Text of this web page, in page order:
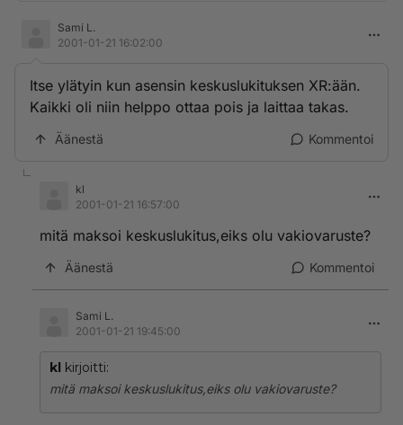
Sami L.
2001-01-21 16:02:00
Itse ylätyin kun asensin keskuslukituksen XR:ään.
Kaikki oli niin helppo ottaa pois ja laittaa takas.
Äänestä Kommentoi
kl
2001-01-21 16:57:00
mitä maksoi keskuslukitus,eiks olu vakiovaruste?
Äänestä Kommentoi
Sami L.
2001-01-21 19:45:00
kl kirjoitti:
mitä maksoi keskuslukitus,eiks olu vakiovaruste?